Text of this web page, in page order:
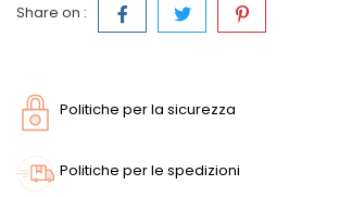
Share on :
Politiche per la sicurezza
Politiche per le spedizioni